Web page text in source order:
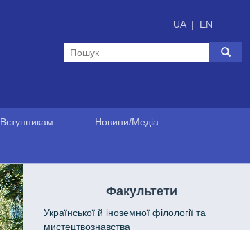
UA | EN
Вступникам Новини/Медіа
Факультети
Української й іноземної філології та
мистецтвознавства